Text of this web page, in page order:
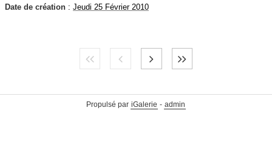
Date de création : Jeudi 25 Février 2010
Propulsé par iGalerie - admin